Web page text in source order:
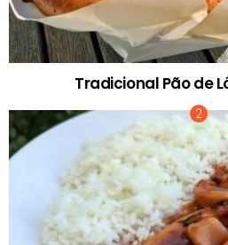
Tradicional Pão de